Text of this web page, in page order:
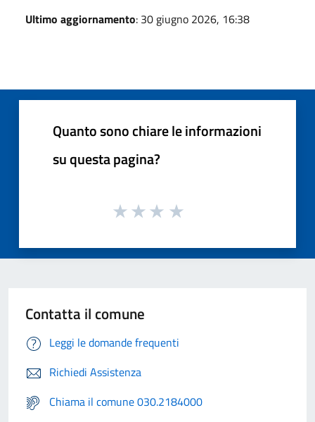
Ultimo aggiornamento: 30 giugno 2026, 16:38
Quanto sono chiare le informazioni
su questa pagina?
Contatta il comune
Leggi le domande frequenti
Richiedi Assistenza
Chiama il comune 030.2184000